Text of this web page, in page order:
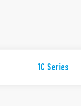
1C Series